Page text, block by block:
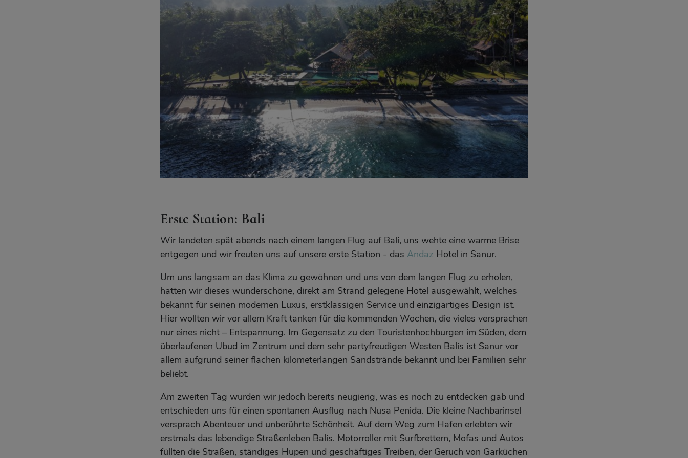
Erste Station: Bali
Wir landeten spät abends nach einem langen Flug auf Bali, uns wehte eine warme Brise
entgegen und wir freuten uns auf unsere erste Station - das Andaz Hotel in Sanur.
Um uns langsam an das Klima zu gewöhnen und uns von dem langen Flug zu erholen,
hatten wir dieses wunderschöne, direkt am Strand gelegene Hotel ausgewählt, welches
bekannt für seinen modernen Luxus, erstklassigen Service und einzigartiges Design ist.
Hier wollten wir vor allem Kraft tanken für die kommenden Wochen, die vieles versprachen
nur eines nicht – Entspannung. Im Gegensatz zu den Touristenhochburgen im Süden, dem
überlaufenen Ubud im Zentrum und dem sehr partyfreudigen Westen Balis ist Sanur vor
allem aufgrund seiner flachen kilometerlangen Sandstrände bekannt und bei Familien sehr
beliebt.
Am zweiten Tag wurden wir jedoch bereits neugierig, was es noch zu entdecken gab und
entschieden uns für einen spontanen Ausflug nach Nusa Penida. Die kleine Nachbarinsel
versprach Abenteuer und unberührte Schönheit. Auf dem Weg zum Hafen erlebten wir
erstmals das lebendige Straßenleben Balis. Motorroller mit Surfbrettern, Mofas und Autos
füllten die Straßen, ständiges Hupen und geschäftiges Treiben, der Geruch von Garküchen